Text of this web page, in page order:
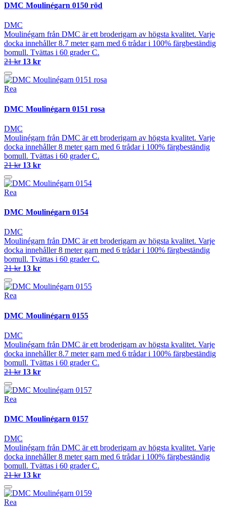
DMC Moulinégarn 0150 röd
DMC
Moulinégarn från DMC är ett broderigarn av högsta kvalitet. Varje
docka innehåller 8.7 meter garn med 6 trådar i 100% färgbeständig
bomull. Tvättas i 60 grader C.
21 kr 13 kr
Rea
DMC Moulinégarn 0151 rosa
DMC
Moulinégarn från DMC är ett broderigarn av högsta kvalitet. Varje
docka innehåller 8 meter garn med 6 trådar i 100% färgbeständig
bomull. Tvättas i 60 grader C.
21 kr 13 kr
Rea
DMC Moulinégarn 0154
DMC
Moulinégarn från DMC är ett broderigarn av högsta kvalitet. Varje
docka innehåller 8 meter garn med 6 trådar i 100% färgbeständig
bomull. Tvättas i 60 grader C.
21 kr 13 kr
Rea
DMC Moulinégarn 0155
DMC
Moulinégarn från DMC är ett broderigarn av högsta kvalitet. Varje
docka innehåller 8.7 meter garn med 6 trådar i 100% färgbeständig
bomull. Tvättas i 60 grader C.
21 kr 13 kr
Rea
DMC Moulinégarn 0157
DMC
Moulinégarn från DMC är ett broderigarn av högsta kvalitet. Varje
docka innehåller 8 meter garn med 6 trådar i 100% färgbeständig
bomull. Tvättas i 60 grader C.
21 kr 13 kr
Rea